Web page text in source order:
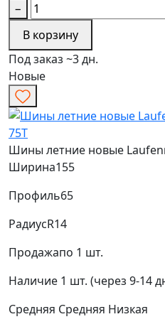
−
В корзину
Под заказ ~3 дн.
Новые
Шины летние новые
Ширина155
Профиль65
РадиусR14
Продажапо 1 шт.
Наличие 1 шт. (через 9-14
Средняя Средняя Низкая